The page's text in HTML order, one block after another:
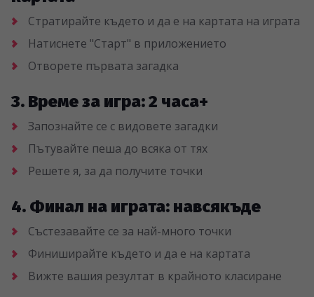
Стратирайте където и да е на картата на играта
Натиснете "Старт" в приложението
Отворете първата загадка
3. Време за игра: 2 часа+
Запознайте се с видовете загадки
Пътувайте пеша до всяка от тях
Решете я, за да получите точки
4. Финал на играта: навсякъде
Състезавайте се за най-много точки
Финиширайте където и да е на картата
Вижте вашия резултат в крайното класиране